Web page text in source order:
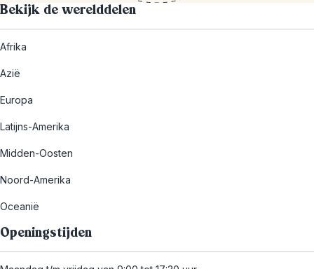
Bekijk de werelddelen
Afrika
Azië
Europa
Latijns-Amerika
Midden-Oosten
Noord-Amerika
Oceanië
Openingstijden